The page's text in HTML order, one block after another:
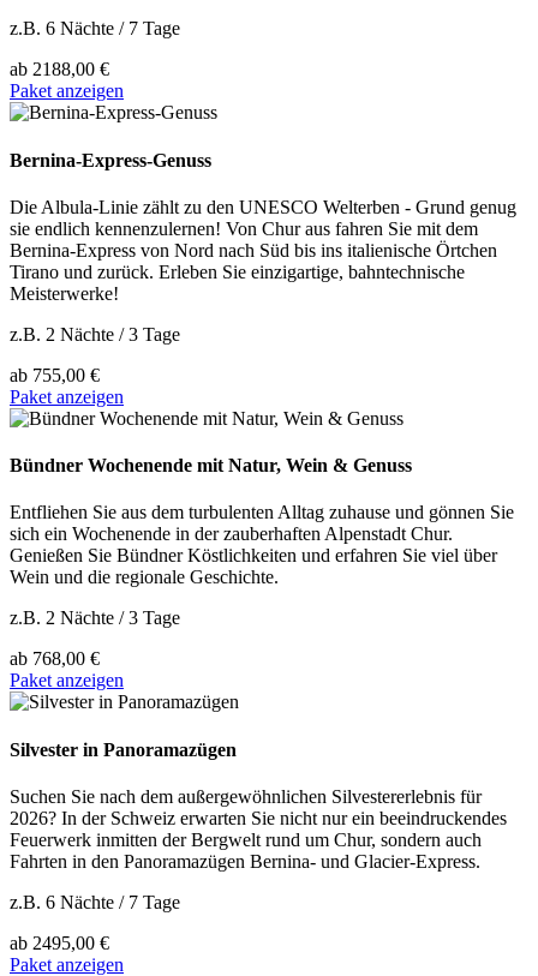
z.B. 6 Nächte / 7 Tage
ab 2188,00 €
Paket anzeigen
Bernina-Express-Genuss
Die Albula-Linie zählt zu den UNESCO Welterben - Grund genug
sie endlich kennenzulernen! Von Chur aus fahren Sie mit dem
Bernina-Express von Nord nach Süd bis ins italienische Örtchen
Tirano und zurück. Erleben Sie einzigartige, bahntechnische
Meisterwerke!
z.B. 2 Nächte / 3 Tage
ab 755,00 €
Paket anzeigen
Bündner Wochenende mit Natur, Wein & Genuss
Entfliehen Sie aus dem turbulenten Alltag zuhause und gönnen Sie
sich ein Wochenende in der zauberhaften Alpenstadt Chur.
Genießen Sie Bündner Köstlichkeiten und erfahren Sie viel über
Wein und die regionale Geschichte.
z.B. 2 Nächte / 3 Tage
ab 768,00 €
Paket anzeigen
Silvester in Panoramazügen
Suchen Sie nach dem außergewöhnlichen Silvestererlebnis für
2026? In der Schweiz erwarten Sie nicht nur ein beeindruckendes
Feuerwerk inmitten der Bergwelt rund um Chur, sondern auch
Fahrten in den Panoramazügen Bernina- und Glacier-Express.
z.B. 6 Nächte / 7 Tage
ab 2495,00 €
Paket anzeigen